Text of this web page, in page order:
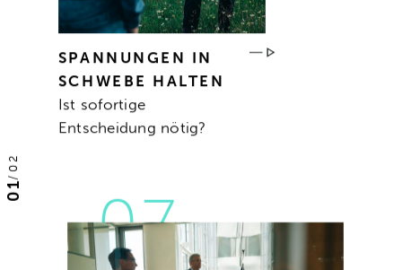
01
/
02
SPANNUNGEN IN
SCHWEBE HALTEN
Ist sofortige
Entscheidung nötig?